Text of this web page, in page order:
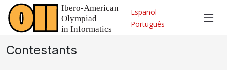
Español
Português
Contestants